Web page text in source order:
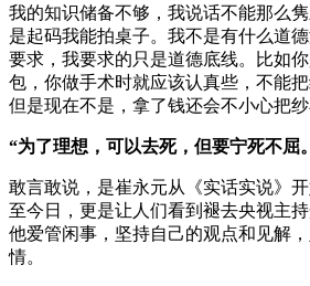
我的知识储备不够，我说话不能那么
是起码我能拍桌子。我不是有什么道
要求，我要求的只是道德底线。比如
包，你做手术时就应该认真些，不能
但是现在不是，拿了钱还会不小心把
“为了理想，可以去死，但要宁死不屈
敢言敢说，是崔永元从《实话实说》
至今日，更是让人们看到褪去央视主持
他爱管闲事，坚持自己的观点和见解
情。